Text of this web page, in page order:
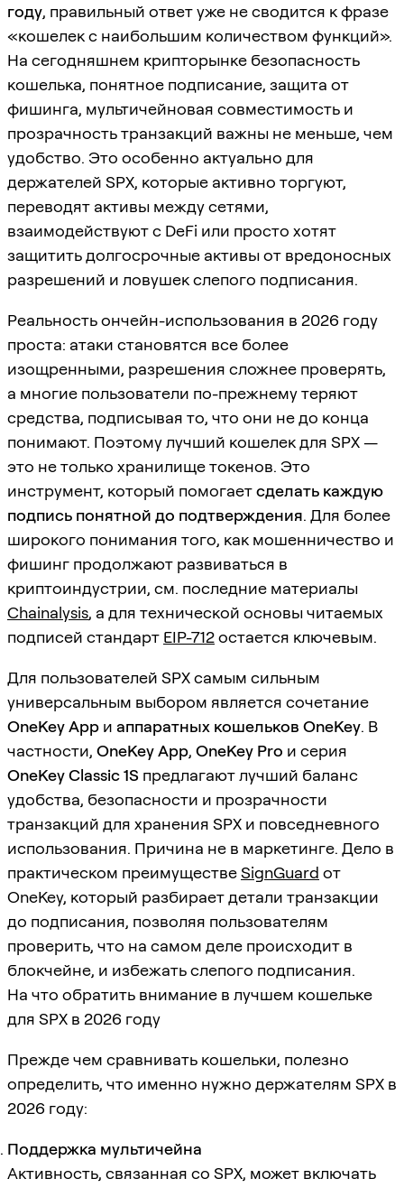
году, правильный ответ уже не сводится к фразе
«кошелек с наибольшим количеством функций».
На сегодняшнем крипторынке безопасность
кошелька, понятное подписание, защита от
фишинга, мультичейновая совместимость и
прозрачность транзакций важны не меньше, чем
удобство. Это особенно актуально для
держателей SPX, которые активно торгуют,
переводят активы между сетями,
взаимодействуют с DeFi или просто хотят
защитить долгосрочные активы от вредоносных
разрешений и ловушек слепого подписания.
Реальность ончейн-использования в 2026 году
проста: атаки становятся все более
изощренными, разрешения сложнее проверять,
а многие пользователи по-прежнему теряют
средства, подписывая то, что они не до конца
понимают. Поэтому лучший кошелек для SPX —
это не только хранилище токенов. Это
инструмент, который помогаетсделать каждую
подпись понятной до подтверждения. Для более
широкого понимания того, как мошенничество и
фишинг продолжают развиваться в
криптоиндустрии, см. последние материалы
Chainalysis, а для технической основы читаемых
подписей стандарт EIP-712остается ключевым.
Для пользователей SPX самым сильным
универсальным выбором является сочетание
OneKey App и аппаратных кошельков OneKey. В
частности, OneKey App, OneKey Pro и серия
OneKey Classic 1S предлагают лучший баланс
удобства, безопасности и прозрачности
транзакций для хранения SPX и повседневного
использования. Причина не в маркетинге. Дело в
практическом преимуществеSignGuard от
OneKey, который разбирает детали транзакции
до подписания, позволяя пользователям
проверить, что на самом деле происходит в
блокчейне, и избежать слепого подписания.
На что обратить внимание в лучшем кошельке
для SPX в 2026 году
Прежде чем сравнивать кошельки, полезно
определить, что именно нужно держателям SPX в
2026 году:
Поддержка мультичейна
Активность, связанная со SPX, может включать